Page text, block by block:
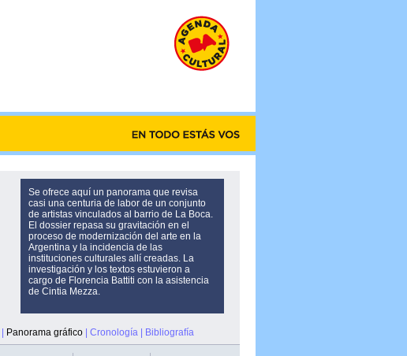
Se ofrece aquí un panorama que revisa
casi una centuria de labor de un conjunto
de artistas vinculados al barrio de La Boca.
El dossier repasa su gravitación en el
proceso de modernización del arte en la
Argentina y la incidencia de las
instituciones culturales allí creadas. La
investigación y los textos estuvieron a
cargo de Florencia Battiti con la asistencia
de Cintia Mezza.
Panorama gráfico Cronología Bibliografía